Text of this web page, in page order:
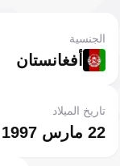
أفغانستان
الجنسية
22 مارس 1997
تاريخ الميلاد